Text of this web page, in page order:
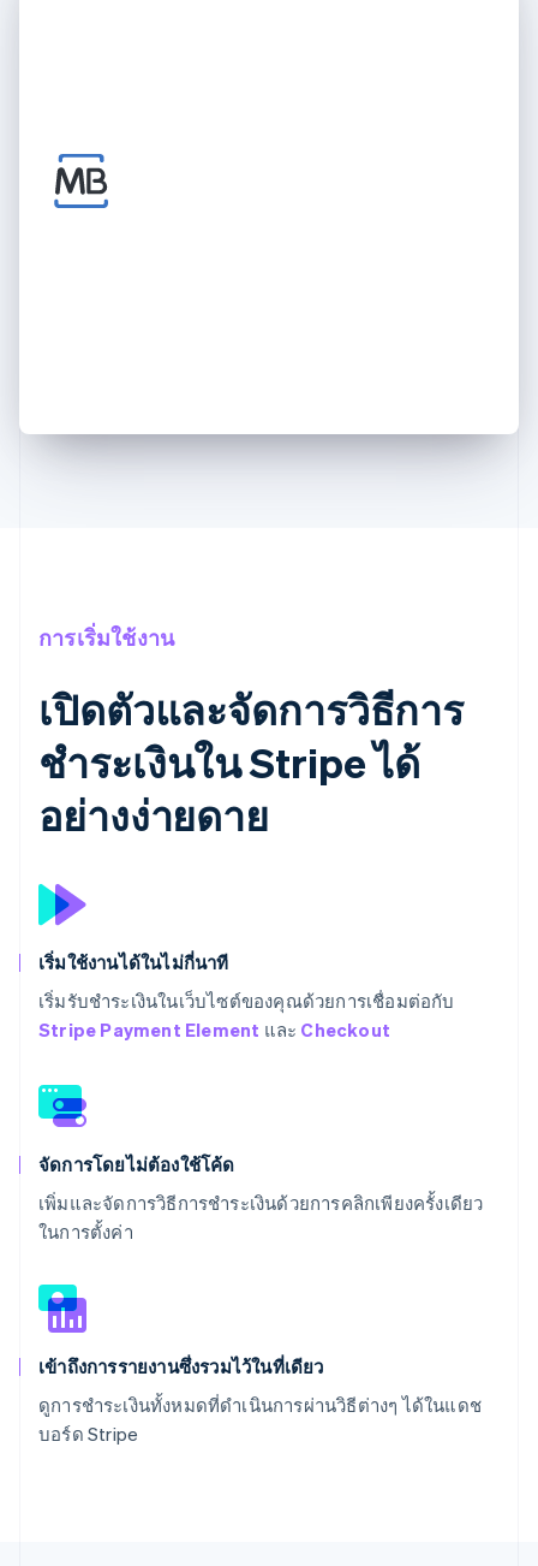
การเริ่มใช้งาน
เปิดตัวและจัดการวิธีการ
ชำระเงินใน Stripe ได้
อย่างง่ายดาย
เริ่มใช้งานได้ในไม่กี่นาที
เริ่มรับชำระเงินในเว็บไซต์ของคุณด้วยการเชื่อมต่อกับ
Stripe Payment Element และ Checkout
จัดการโดยไม่ต้องใช้โค้ด
เพิ่มและจัดการวิธีการชำระเงินด้วยการคลิกเพียงครั้งเดียว
ในการตั้งค่า
เข้าถึงการรายงานซึ่งรวมไว้ในที่เดียว
ดูการชำระเงินทั้งหมดที่ดำเนินการผ่านวิธีต่างๆ ได้ในแดช
บอร์ด Stripe